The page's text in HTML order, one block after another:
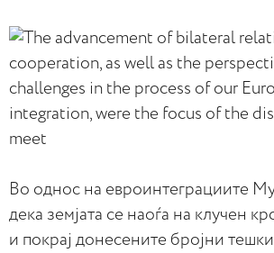
Во однос на евроинтеграциите
дека земјата се наоѓа на клучен
и покрај донесените бројни